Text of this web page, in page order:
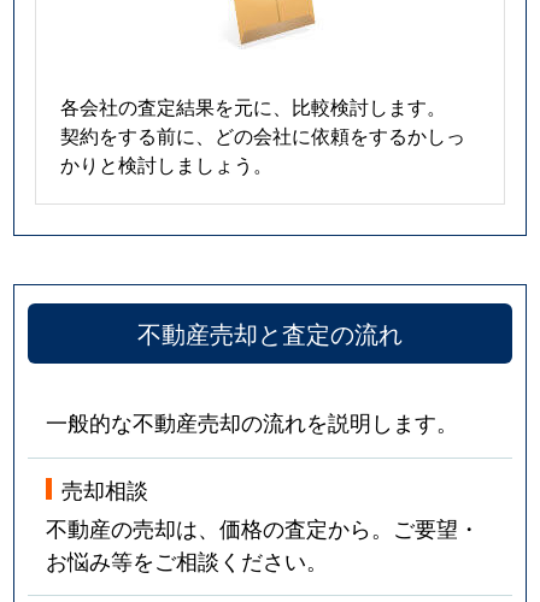
各会社の査定結果を元に、比較検討します。
契約をする前に、どの会社に依頼をするかしっ
かりと検討しましょう。
不動産売却と査定の流れ
一般的な不動産売却の流れを説明します。
売却相談
不動産の売却は、価格の査定から。ご要望・
お悩み等をご相談ください。